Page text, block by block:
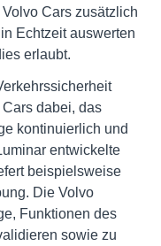
Cars zusätzlich
Echtzeit auswerten
erlaubt.
dabei, das
kontinuierlich und
entwickelte
beispielsweise
Die Volvo
Funktionen des
sowie zu